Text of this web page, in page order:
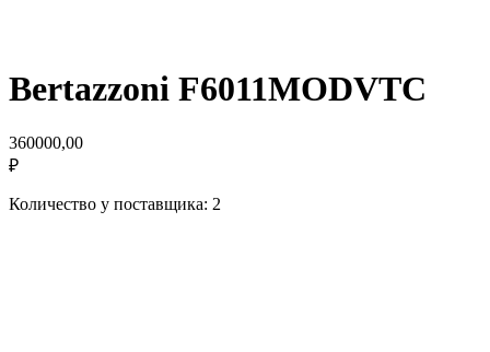
Bertazzoni F6011MODVTC
360000,00
₽
Количество у поставщика: 2